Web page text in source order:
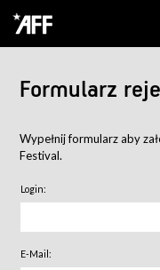
Formularz
Wypełnij formularz aby
Festival.
Login:
E-Mail: